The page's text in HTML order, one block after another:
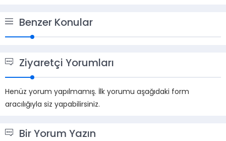
Benzer Konular
Ziyaretçi Yorumları
Henüz yorum yapılmamış. İlk yorumu aşağıdaki form
aracılığıyla siz yapabilirsiniz.
Bir Yorum Yazın